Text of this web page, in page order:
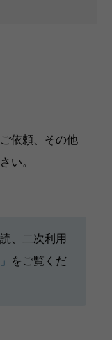
依頼、その他
い。
、二次利用
をご覧くだ